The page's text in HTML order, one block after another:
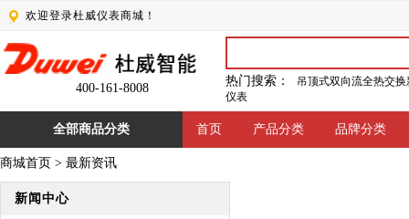
欢迎登录杜威仪表商城！
400-161-8008
热门搜索：
吊顶式双向流全热交
仪表
全部商品分类 首页 产品分类 品牌分类
商城首页 > 最新资讯
新闻中心